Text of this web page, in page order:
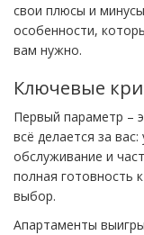
свои плюсы и
особенности,
вам нужно.
Ключевые
Первый параметр –
всё делается за
обслуживание и
полная готовность
выбор.
Апартаменты